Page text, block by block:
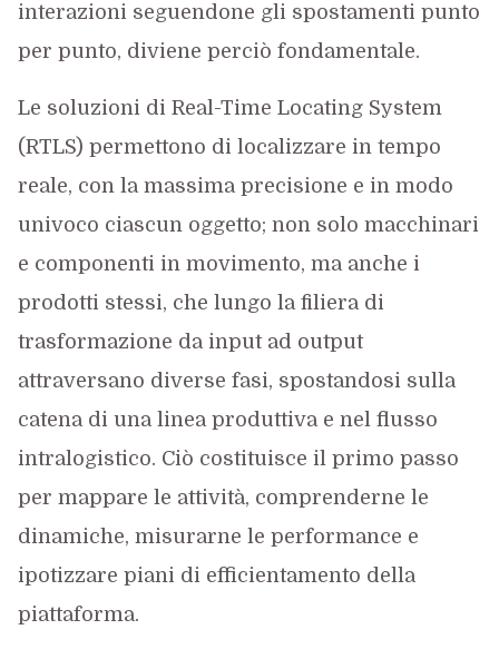
interazioni seguendone gli spostamenti punto
per punto, diviene perciò fondamentale.
Le soluzioni di Real-Time Locating System
(RTLS) permettono di localizzare in tempo
reale, con la massima precisione e in modo
univoco ciascun oggetto; non solo macchinari
e componenti in movimento, ma anche i
prodotti stessi, che lungo la filiera di
trasformazione da input ad output
attraversano diverse fasi, spostandosi sulla
catena di una linea produttiva e nel flusso
intralogistico. Ciò costituisce il primo passo
per mappare le attività, comprenderne le
dinamiche, misurarne le performance e
ipotizzare piani di efficientamento della
piattaforma.